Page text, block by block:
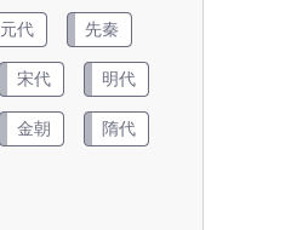
元代 先秦
宋代 明代
金朝 隋代